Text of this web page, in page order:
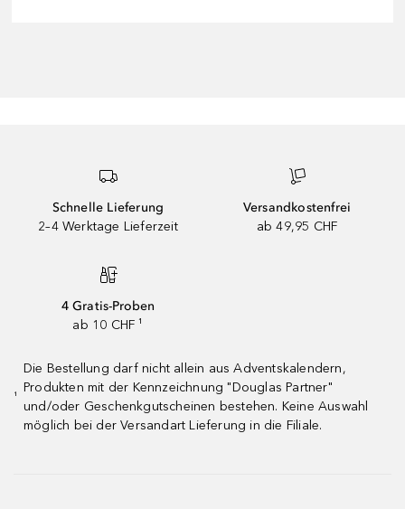
Schnelle Lieferung
2–4 Werktage Lieferzeit
Versandkostenfrei
ab 49,95 CHF
4 Gratis-Proben
ab 10 CHF ¹
¹
Die Bestellung darf nicht allein aus Adventskalendern,
Produkten mit der Kennzeichnung "Douglas Partner"
und/oder Geschenkgutscheinen bestehen. Keine Auswahl
möglich bei der Versandart Lieferung in die Filiale.